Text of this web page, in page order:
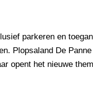
parkeren en
Plopsaland De
opent het nieuwe